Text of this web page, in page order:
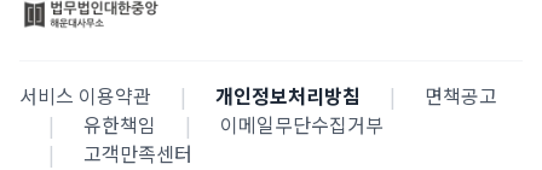
서비스 이용약관 | 개인정보처리방침 |
면책공고
|
유한책임 |
이메일무단수집거부
|
고객만족센터